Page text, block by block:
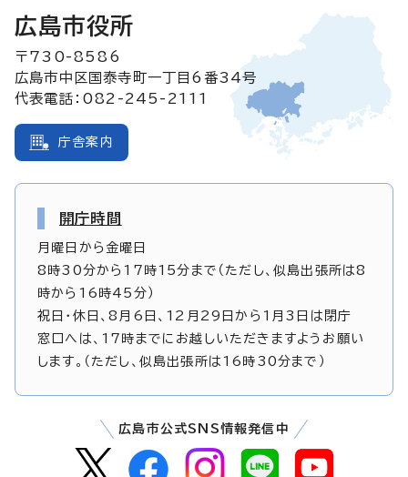
広島市役所
〒730-8586
広島市中区国泰寺町一丁目6番34号
代表電話：082-245-2111
庁舎案内
開庁時間
月曜日から金曜日
8時30分から17時15分まで（ただし、似島出張所は8
時から16時45分）
祝日・休日、8月6日、12月29日から1月3日は閉庁
窓口へは、17時までにお越しいただきますようお願い
します。（ただし、似島出張所は16時30分まで）
広島市公式SNS情報発信中